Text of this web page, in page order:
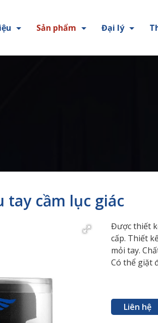
Sản phẩm Đại lý
tay cầm lục giác
Được thiết
cấp. Thiết
mỏi tay.
Có thể giặt
Liên hệ